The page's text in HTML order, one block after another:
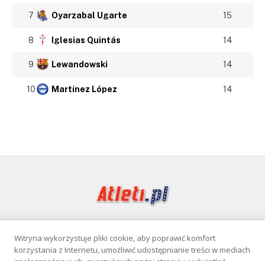
7 Oyarzabal Ugarte 15
8 Iglesias Quintás 14
9 Lewandowski 14
10 Martínez López 14
Facebook
Witryna wykorzystuje pliki cookie, aby poprawić komfort
korzystania z Internetu, umożliwić udostępnianie treści w mediach